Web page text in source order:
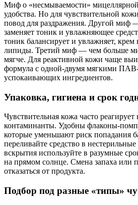
Миф о «несмываемости»
удобства. Но для чувствительной
повод для раздражения. Другой миф
заменяет тоник и увлажняющее
тоник балансирует и увлажняет, крем
липиды. Третий миф — чем больше
мягче. Для реактивной кожи чаще
формула с одной‑двумя мягкими
успокаивающих ингредиентов.
Упаковка, гигиена и срок
Чувствительная кожа часто
контаминанты. Удобны
которые уменьшают риск попадания
переливайте средство в
вскрытия используйте в разумные
на прямом солнце. Смена запаха или
отказаться от продукта.
Подбор под разные «типы»